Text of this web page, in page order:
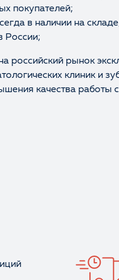
покупателей;
в наличии на
России;
российский рынок
клиник и
качества работы